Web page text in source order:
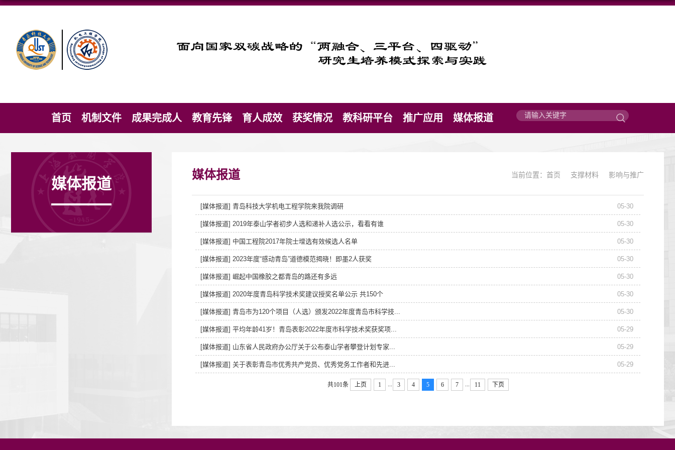
首页 机制文件 成果完成人 教育先锋 育人成效 获奖情况 教科研平台 推广应用 媒体报道
媒体报道
当前位置： 首页 支撑材料 影响与推广
媒体报道
[媒体报道] 青岛科技大学机电工程学院来我院调研 05-30
[媒体报道] 2019年泰山学者初步人选和递补人选公示，看看有谁 05-30
[媒体报道] 中国工程院2017年院士增选有效候选人名单 05-30
[媒体报道] 2023年度“感动青岛”道德模范揭晓！即墨2人获奖 05-30
[媒体报道] 崛起中国橡胶之都青岛的路还有多远 05-30
[媒体报道] 2020年度青岛科学技术奖建议授奖名单公示 共150个 05-30
[媒体报道] 青岛市为120个项目（人选）颁发2022年度青岛市科学技... 05-30
[媒体报道] 平均年龄41岁！青岛表彰2022年度市科学技术奖获奖项... 05-29
[媒体报道] 山东省人民政府办公厅关于公布泰山学者攀登计划专家... 05-29
[媒体报道] 关于表彰青岛市优秀共产党员、优秀党务工作者和先进... 05-29
共101条 上页 1 3 4 5 6 7 11 下页